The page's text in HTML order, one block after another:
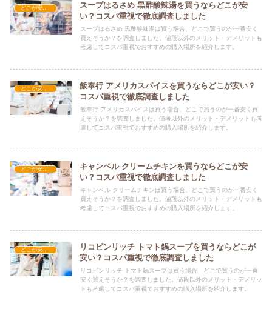
どこが安い？-食品・食材
スープはるさめ 黒酢酸辣湯を買うならどこが安
い？コスパ重視で徹底調査しました
スープはるさめ 黒酢酸辣湯は買う場合、どこで買うのが一番安く
買えそうか？を調査しました。値段以外のメリット・デメリットも
考慮してコスパ重視でおすすめの購入場所を紹介します。
どこが安い？-食品・食材
飯奉行 アメリカスパイスを買うならどこが安い？
コスパ重視で徹底調査しました
飯奉行 アメリカスパイスは買う場合、どこで買うのが一番安く買
えそうか？を調査しました。値段以外のメリット・デメリットも考
慮してコスパ重視でおすすめの購入場所を紹介します。
どこが安い？-食品・食材
キャンベル クリームチキンを買うならどこが安
い？コスパ重視で徹底調査しました
キャンベル クリームチキンは買う場合、どこで買うのが一番安く
買えそうか？を調査しました。値段以外のメリット・デメリットも
考慮してコスパ重視でおすすめの購入場所を紹介します。
どこが安い？-食品・食材
リコピンリッチ トマト鍋スープを買うならどこが
安い？コスパ重視で徹底調査しました
リコピンリッチ トマト鍋スープは買う場合、どこで買うのが一番
安く買えそうか？を調査しました。値段以外のメリット・デメリッ
トも考慮してコスパ重視でおすすめの購入場所を紹介します。